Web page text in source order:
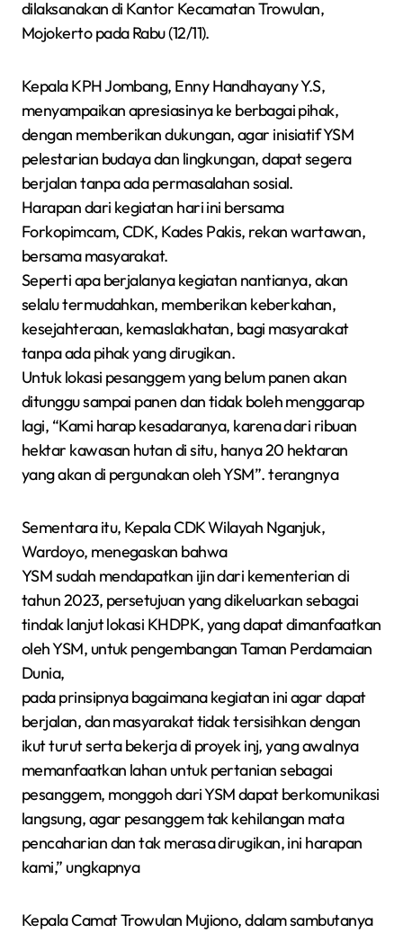
dilaksanakan di Kantor Kecamatan Trowulan,
Mojokerto pada Rabu (12/11).
Kepala KPH Jombang, Enny Handhayany Y.S,
menyampaikan apresiasinya ke berbagai pihak,
dengan memberikan dukungan, agar inisiatif YSM
pelestarian budaya dan lingkungan, dapat segera
berjalan tanpa ada permasalahan sosial.
Harapan dari kegiatan hari ini bersama
Forkopimcam, CDK, Kades Pakis, rekan wartawan,
bersama masyarakat.
Seperti apa berjalanya kegiatan nantianya, akan
selalu termudahkan, memberikan keberkahan,
kesejahteraan, kemaslakhatan, bagi masyarakat
tanpa ada pihak yang dirugikan.
Untuk lokasi pesanggem yang belum panen akan
ditunggu sampai panen dan tidak boleh menggarap
lagi, “Kami harap kesadaranya, karena dari ribuan
hektar kawasan hutan di situ, hanya 20 hektaran
yang akan di pergunakan oleh YSM”. terangnya
Sementara itu, Kepala CDK Wilayah Nganjuk,
Wardoyo, menegaskan bahwa
YSM sudah mendapatkan ijin dari kementerian di
tahun 2023, persetujuan yang dikeluarkan sebagai
tindak lanjut lokasi KHDPK, yang dapat dimanfaatkan
oleh YSM, untuk pengembangan Taman Perdamaian
Dunia,
pada prinsipnya bagaimana kegiatan ini agar dapat
berjalan, dan masyarakat tidak tersisihkan dengan
ikut turut serta bekerja di proyek inj, yang awalnya
memanfaatkan lahan untuk pertanian sebagai
pesanggem, monggoh dari YSM dapat berkomunikasi
langsung, agar pesanggem tak kehilangan mata
pencaharian dan tak merasa dirugikan, ini harapan
kami,” ungkapnya
Kepala Camat Trowulan Mujiono, dalam sambutanya